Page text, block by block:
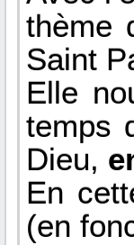
thème
Saint
Elle
temps
Dieu,
En
(en